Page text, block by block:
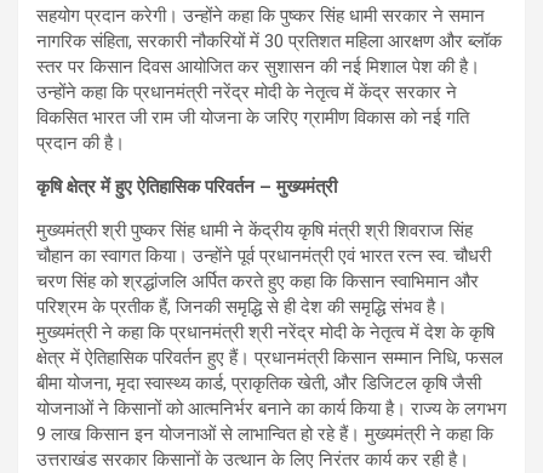
सहयोग प्रदान करेगी। उन्होंने कहा कि पुष्कर सिंह धामी सरकार ने समान
नागरिक संहिता, सरकारी नौकरियों में 30 प्रतिशत महिला आरक्षण और ब्लॉक
स्तर पर किसान दिवस आयोजित कर सुशासन की नई मिशाल पेश की है।
उन्होंने कहा कि प्रधानमंत्री नरेंद्र मोदी के नेतृत्व में केंद्र सरकार ने
विकसित भारत जी राम जी योजना के जरिए ग्रामीण विकास को नई गति
प्रदान की है।
कृषि क्षेत्र में हुए ऐतिहासिक परिवर्तन – मुख्यमंत्री
मुख्यमंत्री श्री पुष्कर सिंह धामी ने केंद्रीय कृषि मंत्री श्री शिवराज सिंह
चौहान का स्वागत किया। उन्होंने पूर्व प्रधानमंत्री एवं भारत रत्न स्व. चौधरी
चरण सिंह को श्रद्धांजलि अर्पित करते हुए कहा कि किसान स्वाभिमान और
परिश्रम के प्रतीक हैं, जिनकी समृद्धि से ही देश की समृद्धि संभव है।
मुख्यमंत्री ने कहा कि प्रधानमंत्री श्री नरेंद्र मोदी के नेतृत्व में देश के कृषि
क्षेत्र में ऐतिहासिक परिवर्तन हुए हैं। प्रधानमंत्री किसान सम्मान निधि, फसल
बीमा योजना, मृदा स्वास्थ्य कार्ड, प्राकृतिक खेती, और डिजिटल कृषि जैसी
योजनाओं ने किसानों को आत्मनिर्भर बनाने का कार्य किया है। राज्य के लगभग
9 लाख किसान इन योजनाओं से लाभान्वित हो रहे हैं। मुख्यमंत्री ने कहा कि
उत्तराखंड सरकार किसानों के उत्थान के लिए निरंतर कार्य कर रही है।